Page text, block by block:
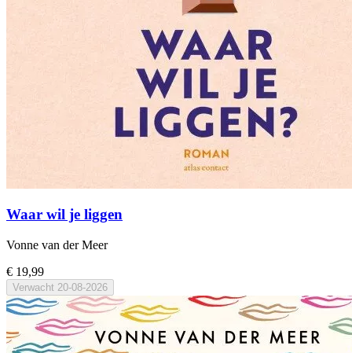
Waar wil je liggen
Vonne van der Meer
€ 19,99
Verwacht 20-08-2026